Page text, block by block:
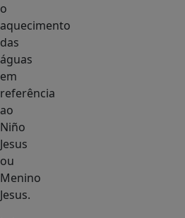
o
aquecimento
das
águas
em
referência
ao
Niño
Jesus
ou
Menino
Jesus.